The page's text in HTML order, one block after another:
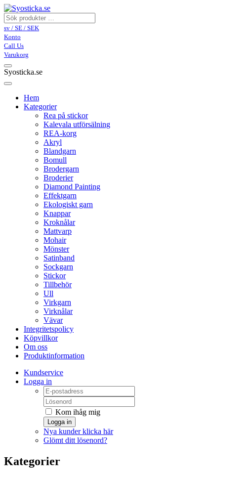
sv / SE / SEK
Konto
Call Us
Varukorg
Syosticka.se
Hem
Kategorier
Rea på stickor
Kalevala utförsälning
REA-korg
Akryl
Blandgarn
Bomull
Brodergarn
Broderier
Diamond Painting
Effektgarn
Ekologiskt garn
Knappar
Kroknålar
Mattvarp
Mohair
Mönster
Satinband
Sockgarn
Stickor
Tillbehör
Ull
Virkgarn
Virknålar
Vävar
Integritetspolicy
Köpvillkor
Om oss
Produktinformation
Kundservice
Logga in
Kom ihåg mig
Logga in
Nya kunder klicka här
Glömt ditt lösenord?
Kategorier